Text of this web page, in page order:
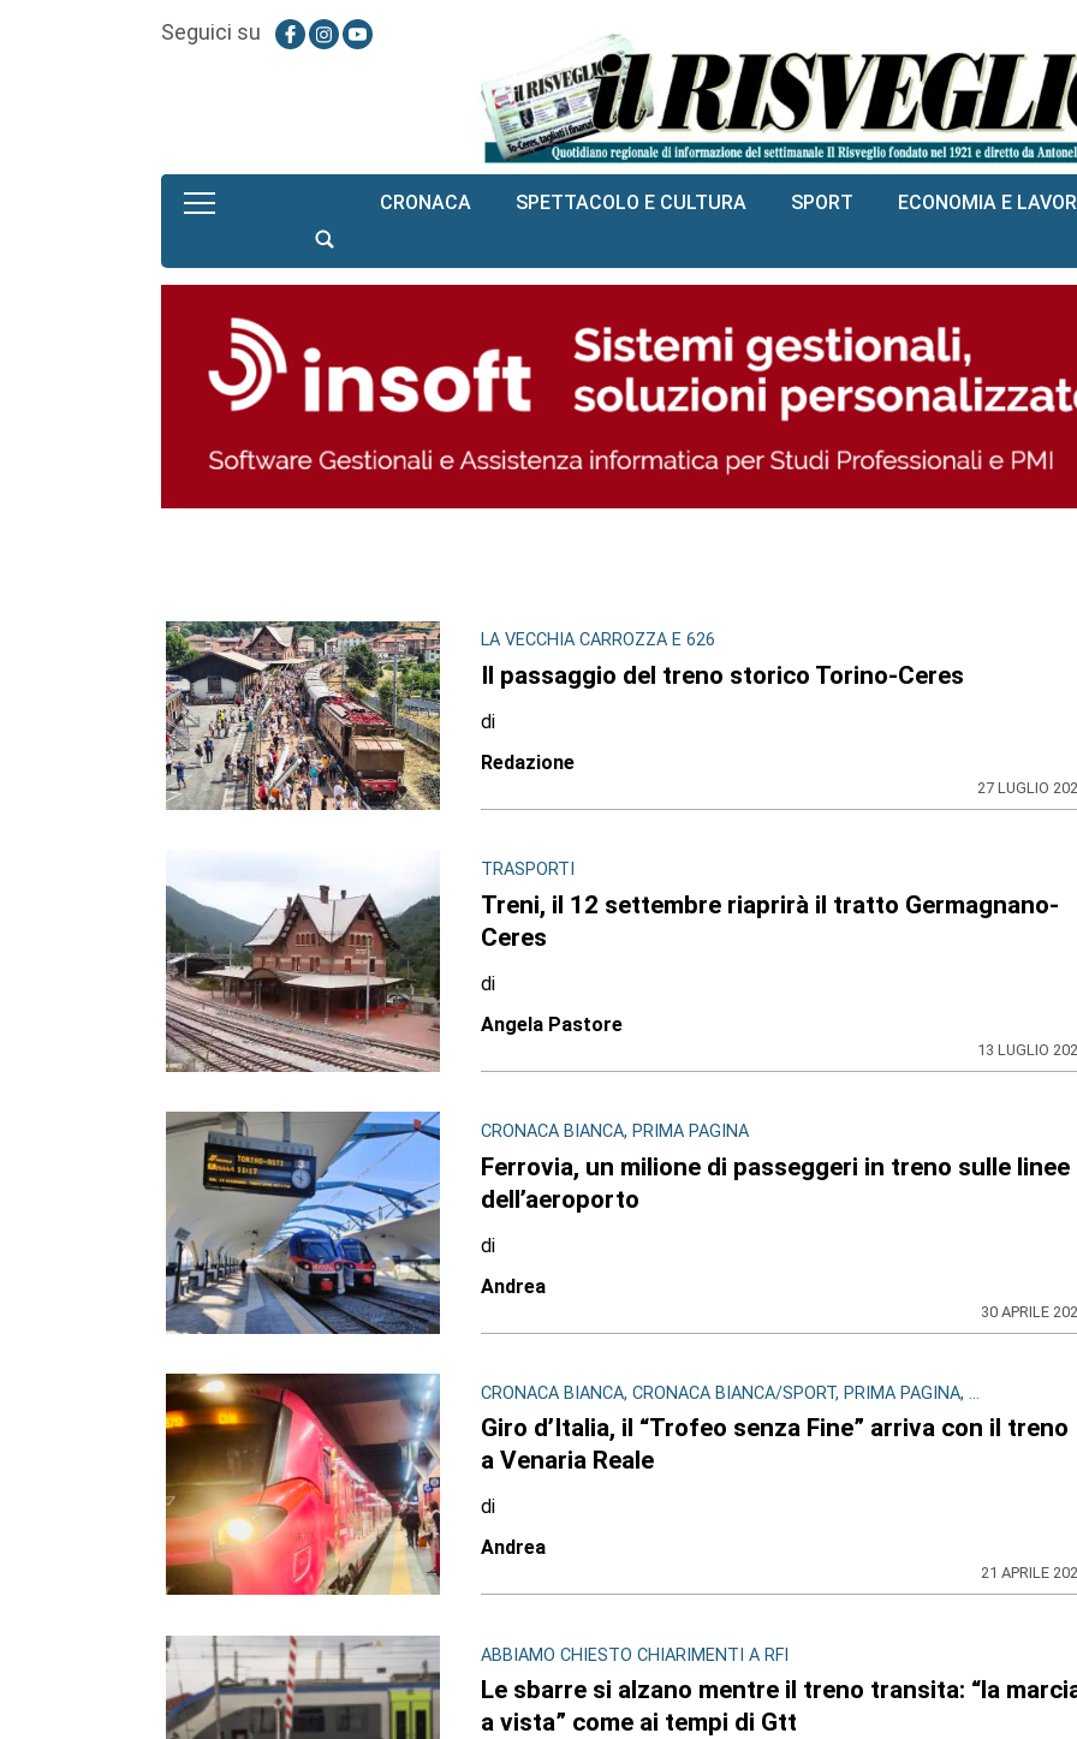
Seguici su
CRONACA SPETTACOLO E CULTURA SPORT ECONOMIA E
LA VECCHIA CARROZZA E 626
Il passaggio del treno storico Torino-Ceres
di
Redazione
27 LUGLIO
TRASPORTI
Treni, il 12 settembre riaprirà il tratto Germagnano-
Ceres
di
Angela Pastore
13 LUGLIO
CRONACA BIANCA, PRIMA PAGINA
Ferrovia, un milione di passeggeri in treno sulle linee
dell’aeroporto
di
Andrea
30 APRILE
CRONACA BIANCA, CRONACA BIANCA/SPORT, PRIMA PAGINA, ...
Giro d’Italia, il “Trofeo senza Fine” arriva con il treno
a Venaria Reale
di
Andrea
21 APRILE
ABBIAMO CHIESTO CHIARIMENTI A RFI
Le sbarre si alzano mentre il treno transita: “la
a vista” come ai tempi di Gtt